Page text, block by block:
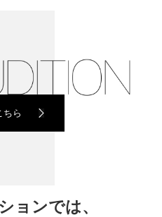
ちら
ョンでは、